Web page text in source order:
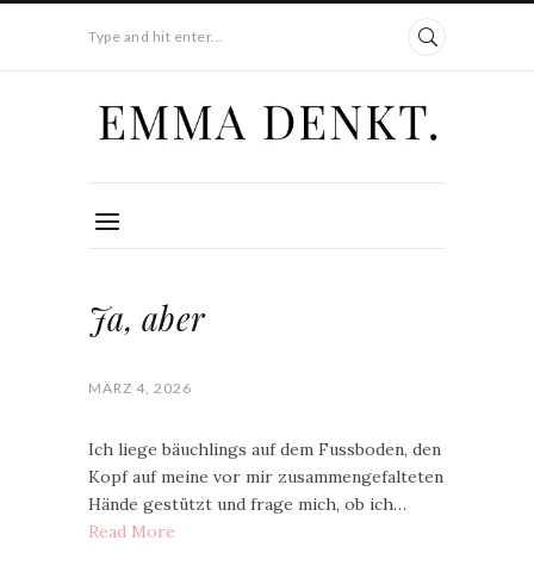
Type and hit enter...
Ja, aber
MÄRZ 4, 2026
Ich liege bäuchlings auf dem Fussboden, den
Kopf auf meine vor mir zusammengefalteten
Hände gestützt und frage mich, ob ich…
Read More